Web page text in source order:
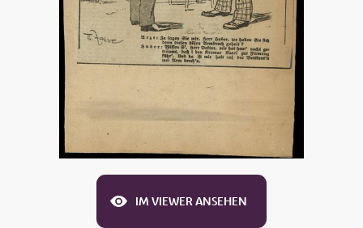
IM VIEWER ANSEHEN